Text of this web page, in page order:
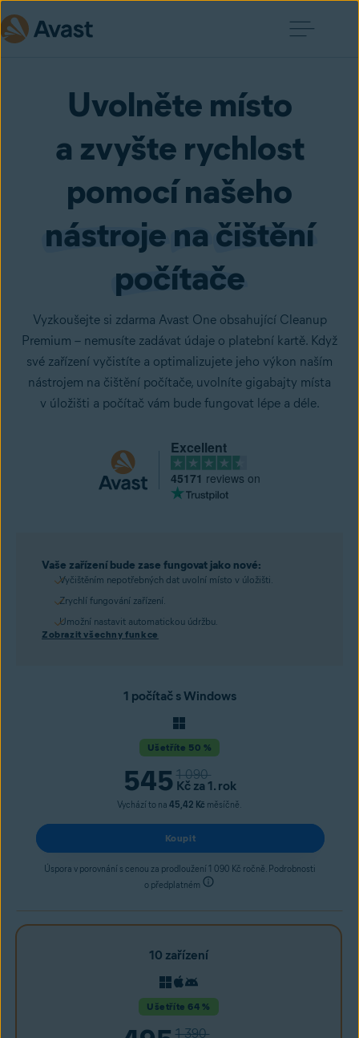
Uvolněte místo
a zvyšte rychlost
pomocí našeho
nástroje na čištění
počítače
Vyzkoušejte si zdarma Avast One obsahující Cleanup
Premium – nemusíte zadávat údaje o platební kartě. Když
své zařízení vyčistíte a optimalizujete jeho výkon naším
nástrojem na čištění počítače, uvolníte gigabajty místa
v úložišti a počítač vám bude fungovat lépe a déle.
Excellent
45171 reviews on
Vaše zařízení bude zase fungovat jako nové:
Vyčištěním nepotřebných dat uvolní místo v úložišti.
Zrychlí fungování zařízení.
Umožní nastavit automatickou údržbu.
Zobrazit všechny funkce
1 počítač s Windows
Ušetříte 50 %
545 1 090
Kčza 1. rok
Vychází to na 45,42 Kč měsíčně.
Koupit
Úspora v porovnání s cenou za prodloužení 1 090 Kč ročně. Podrobnosti
o předplatném
10 zařízení
Ušetříte 64 %
1 390